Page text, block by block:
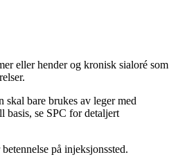
eller hender og kronisk sialoré som
bare brukes av leger med
basis, se SPC for detaljert
på injeksjonssted.